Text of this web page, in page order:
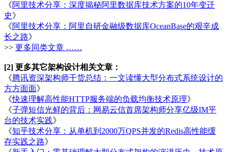
《阿里技术分享：深度揭秘阿里数据库技术方案的10年变迁
史》
《阿里技术分享：阿里自研金融级数据库OceanBase的艰辛成
长之路》
>> 更多同类文章 ……
[2] 更多其它架构设计相关文章：
《腾讯资深架构师干货总结：一文读懂大型分布式系统设计的
方方面面》
《快速理解高性能HTTP服务端的负载均衡技术原理》
《子弹短信光鲜的背后：网易云信首席架构师分享亿级IM平
台的技术实践》
《知乎技术分享：从单机到2000万QPS并发的Redis高性能缓
存实践之路》